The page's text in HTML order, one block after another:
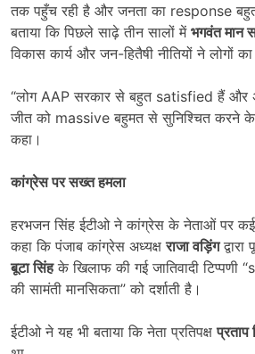
तक पहुँच रही है और जनता का response
बताया कि पिछले साढ़े तीन सालों में भगवंत मान
विकास कार्य और जन-हितैषी नीतियों ने लोगों
“लोग AAP सरकार से बहुत satisfied हैं और
जीत को massive बहुमत से सुनिश्चित करने के
कहा।
कांग्रेस पर सख्त हमला
हरभजन सिंह ईटीओ ने कांग्रेस के नेताओं पर कई
कहा कि पंजाब कांग्रेस अध्यक्षराजा वड़िंगद्वारा
बूटा सिंहके खिलाफ की गई जातिवादी
की सामंती मानसिकता” को दर्शाती है।
ईटीओ ने यह भी बताया कि नेता प्रतिपक्षप्रताप